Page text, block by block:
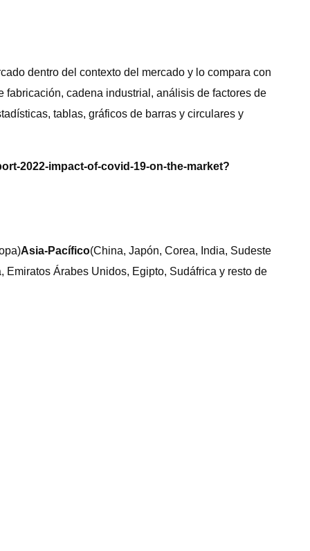
dentro del contexto del mercado y lo compara con
cadena industrial, análisis de factores de
tablas, gráficos de barras y circulares y
2022-impact-of-covid-19-on-the-market?
Asia-Pacífico(China, Japón, Corea, India, Sudeste
Emiratos Árabes Unidos, Egipto, Sudáfrica y resto de